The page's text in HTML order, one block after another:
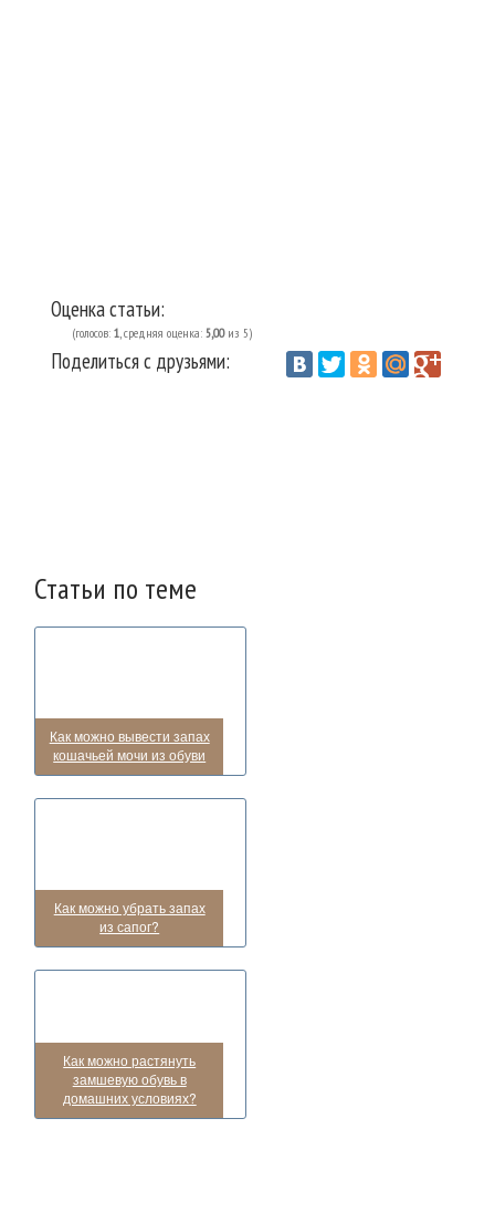
Оценка статьи:
(голосов: 1, средняя оценка: 5,00из 5)
Поделиться с друзьями:
Статьи по теме
Как можно вывести запах
кошачьей мочи из обуви
Как можно убрать запах
из сапог?
Как можно растянуть
замшевую обувь в
домашних условиях?